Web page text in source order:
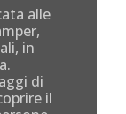
alle
in
di
il